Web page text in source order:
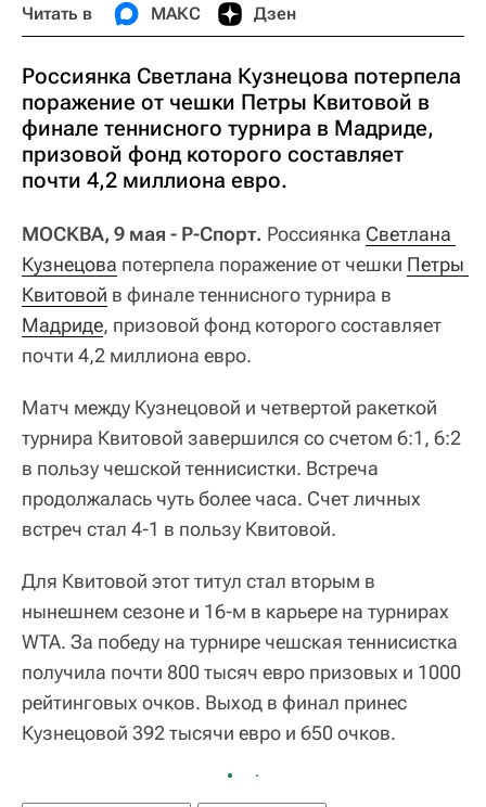
Читать в МАКС Дзен
Россиянка Светлана Кузнецова потерпела
поражение от чешки Петры Квитовой в
финале теннисного турнира в Мадриде,
призовой фонд которого составляет
почти 4,2 миллиона евро.
МОСКВА, 9 мая - Р-Спорт. Россиянка Светлана
Кузнецова потерпела поражение от чешки Петры
Квитовой в финале теннисного турнира в
Мадриде, призовой фонд которого составляет
почти 4,2 миллиона евро.
Матч между Кузнецовой и четвертой ракеткой
турнира Квитовой завершился со счетом 6:1, 6:2
в пользу чешской теннисистки. Встреча
продолжалась чуть более часа. Счет личных
встреч стал 4-1 в пользу Квитовой.
Для Квитовой этот титул стал вторым в
нынешнем сезоне и 16-м в карьере на турнирах
WTA. За победу на турнире чешская теннисистка
получила почти 800 тысяч евро призовых и 1000
рейтинговых очков. Выход в финал принес
Кузнецовой 392 тысячи евро и 650 очков.